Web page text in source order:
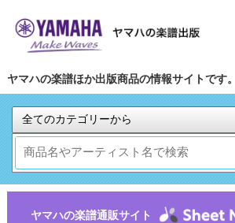
ヤマハの楽譜ほか出版商品の情報サイトです。
ヤマハの楽譜通販サイト